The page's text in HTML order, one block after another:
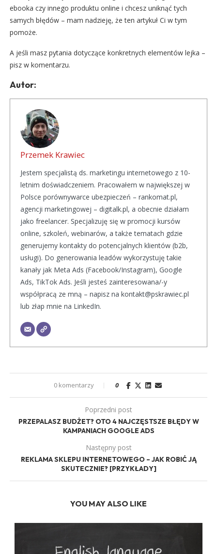
ebooka czy innego produktu online i chcesz uniknąć tych
samych błędów – mam nadzieję, że ten artykuł Ci w tym
pomoże.
A jeśli masz pytania dotyczące konkretnych elementów lejka –
pisz w komentarzu.
Autor:
Przemek Krawiec
Jestem specjalistą ds. marketingu internetowego z 10-
letnim doświadczeniem. Pracowałem w największej w
Polsce porównywarce ubezpieczeń – rankomat.pl,
agencji marketingowej – digitalk.pl, a obecnie działam
jako freelancer. Specjalizuję się w promocji kursów
online, szkoleń, webinarów, a także tematach gdzie
generujemy kontakty do potencjalnych klientów (b2b,
usługi). Do generowania leadów wykorzystuję takie
kanały jak Meta Ads (Facebook/Instagram), Google
Ads, TikTok Ads. Jeśli jesteś zainteresowana/-y
współpracą ze mną – napisz na kontakt@pskrawiec.pl
lub złap mnie na LinkedIn.
0 komentarzy 0
Poprzedni post
PRZEPALASZ BUDŻET? OTO 4 NAJCZĘSTSZE BŁĘDY W
KAMPANIACH GOOGLE ADS
Następny post
REKLAMA SKLEPU INTERNETOWEGO – JAK ROBIĆ JĄ
SKUTECZNIE? [PRZYKŁADY]
YOU MAY ALSO LIKE